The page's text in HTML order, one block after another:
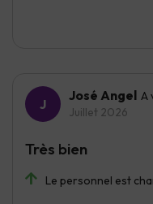
José Angel A
Juillet 2026
Le personnel est
Très bien